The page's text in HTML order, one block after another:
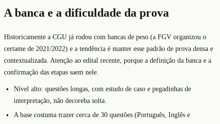
A banca e a dificuldade da prova
Historicamente a CGU já rodou com bancas de peso (a FGV organizou o
certame de 2021/2022) e a tendência é manter esse padrão de prova densa e
contextualizada. Atenção ao edital recente, porque a definição da banca e a
confirmação das etapas saem nele.
Nível alto: questões longas, com estudo de caso e pegadinhas de
interpretação, não decoreba solta.
A base costuma trazer cerca de 30 questões (Português, Inglês e